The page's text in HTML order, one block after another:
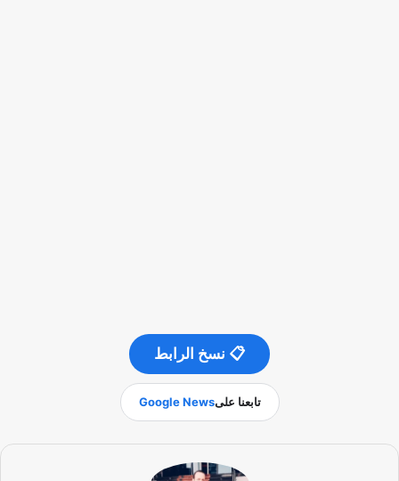
📋 نسخ الرابط
تابعنا علىGoogle News